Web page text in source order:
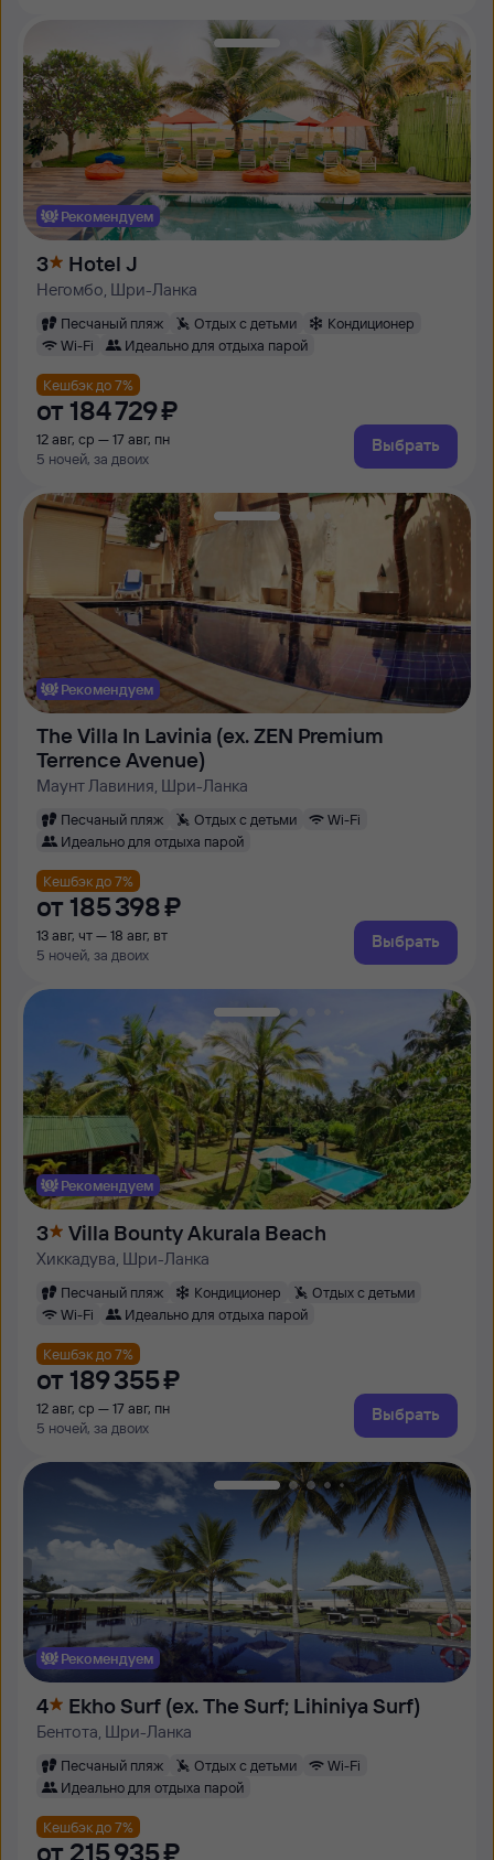
Рекомендуем
3 Hotel J
Негомбо, Шри-Ланка
Песчаный пляж Отдых с детьми
Кондиционер
Wi-Fi
Идеально для отдыха парой
Кешбэк до 7%
от 184 ⁠729 ⁠₽
12 авг, ср — 17 авг, пн
5 ночей, за двоих
Выбрать
Рекомендуем
The Villa In Lavinia (ex. ZEN Premium
Terrence Avenue)
Маунт Лавиния, Шри-Ланка
Песчаный пляж Отдых с детьми
Wi-Fi
Идеально для отдыха парой
Кешбэк до 7%
от 185 ⁠398 ⁠₽
13 авг, чт — 18 авг, вт
5 ночей, за двоих
Выбрать
Рекомендуем
3 Villa Bounty Akurala Beach
Хиккадува, Шри-Ланка
Песчаный пляж Кондиционер
Отдых с детьми
Wi-Fi
Идеально для отдыха парой
Кешбэк до 7%
от 189 ⁠355 ⁠₽
12 авг, ср — 17 авг, пн
5 ночей, за двоих
Выбрать
Рекомендуем
4 Ekho Surf (ex. The Surf; Lihiniya Surf)
Бентота, Шри-Ланка
Песчаный пляж Отдых с детьми
Wi-Fi
Идеально для отдыха парой
Кешбэк до 7%
от 215 ⁠935 ⁠₽